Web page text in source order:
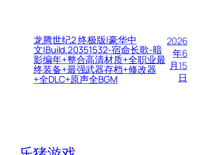
龙腾世纪2 终极版|豪华中
文|Build.20351532-宿命长歌-暗
影编年+整合高清材质+全职业最
终装备+最强武器存档+修改器
+全DLC+原声全BGM
2026
年6
月15
日